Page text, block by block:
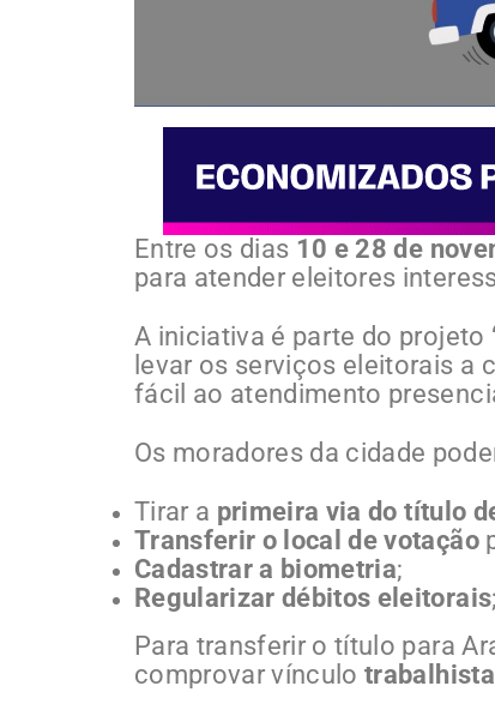
Entre os dias 10 e 28 de
para atender eleitores
A iniciativa é parte do projeto
levar os serviços eleitorais a
fácil ao atendimento
Os moradores da cidade
Tirar a primeira via do título
Transferir o local de votação
Cadastrar a biometria;
Regularizar débitos eleitorais
Para transferir o título para
comprovar vínculo